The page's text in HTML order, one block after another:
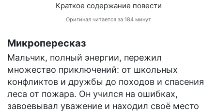
Краткое содержание повести
Оригинал читается за 184 минут
Микропересказ
Мальчик, полный энергии, пережил
множество приключений: от школьных
конфликтов и дружбы до походов и спасения
леса от пожара. Он учился на ошибках,
завоевывал уважение и находил своё место